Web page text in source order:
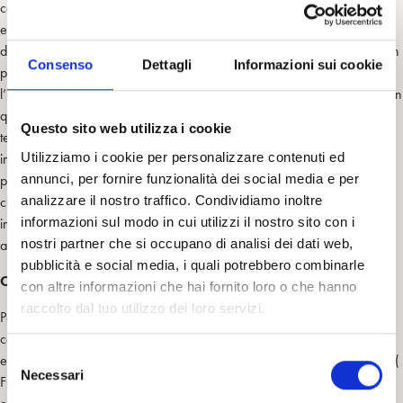
Consenso Dettagli Informazioni sui cookie
Questo sito web utilizza i cookie
Utilizziamo i cookie per personalizzare contenuti ed
annunci, per fornire funzionalità dei social media e per
analizzare il nostro traffico. Condividiamo inoltre
informazioni sul modo in cui utilizzi il nostro sito con i
nostri partner che si occupano di analisi dei dati web,
pubblicità e social media, i quali potrebbero combinarle
con altre informazioni che hai fornito loro o che hanno
raccolto dal tuo utilizzo dei loro servizi.
Necessari
contenere e/o integrare le relazioni oggettuali intollerabili,
estremamente desiderate o temute e che vanno a costituire parte
dell’inconscio dinamico. Più o meno dissociate, più o meno integrabili, in
presenza di diverse variabili genetiche e relazionali, non ultima
l’interpretazione di transfert ove possono essere rilevate e interpretate in
quanto unità diadiche dominanti (in una visione triangolare, legata al
terzo analitico). Kernberg riconosce quindi, in queste conflittuali e
intollerabili relazioni Sé oggetto incorporate, una base neurobiologica
per la teoria kleiniana e per i processi identificatori proiettivi e introiettivi
che avvengono nella relazione transferale. Clinicamente, il conflitto
inconscio è principalmente, per Kernberg, ancora tra amore e
aggressività.
Coscienza, inconscio, inconscio dinamico
Per molto tempo i contemporanei di Freud, furono convinti che la
coscienza fosse legata alle percezioni che provenivano dal mondo
esterno. Freud stesso aderì a questa idea anche se fu il primo, a intuire (
Freud 1915a ) la contemporanea esistenza di una coscienza affettiva o